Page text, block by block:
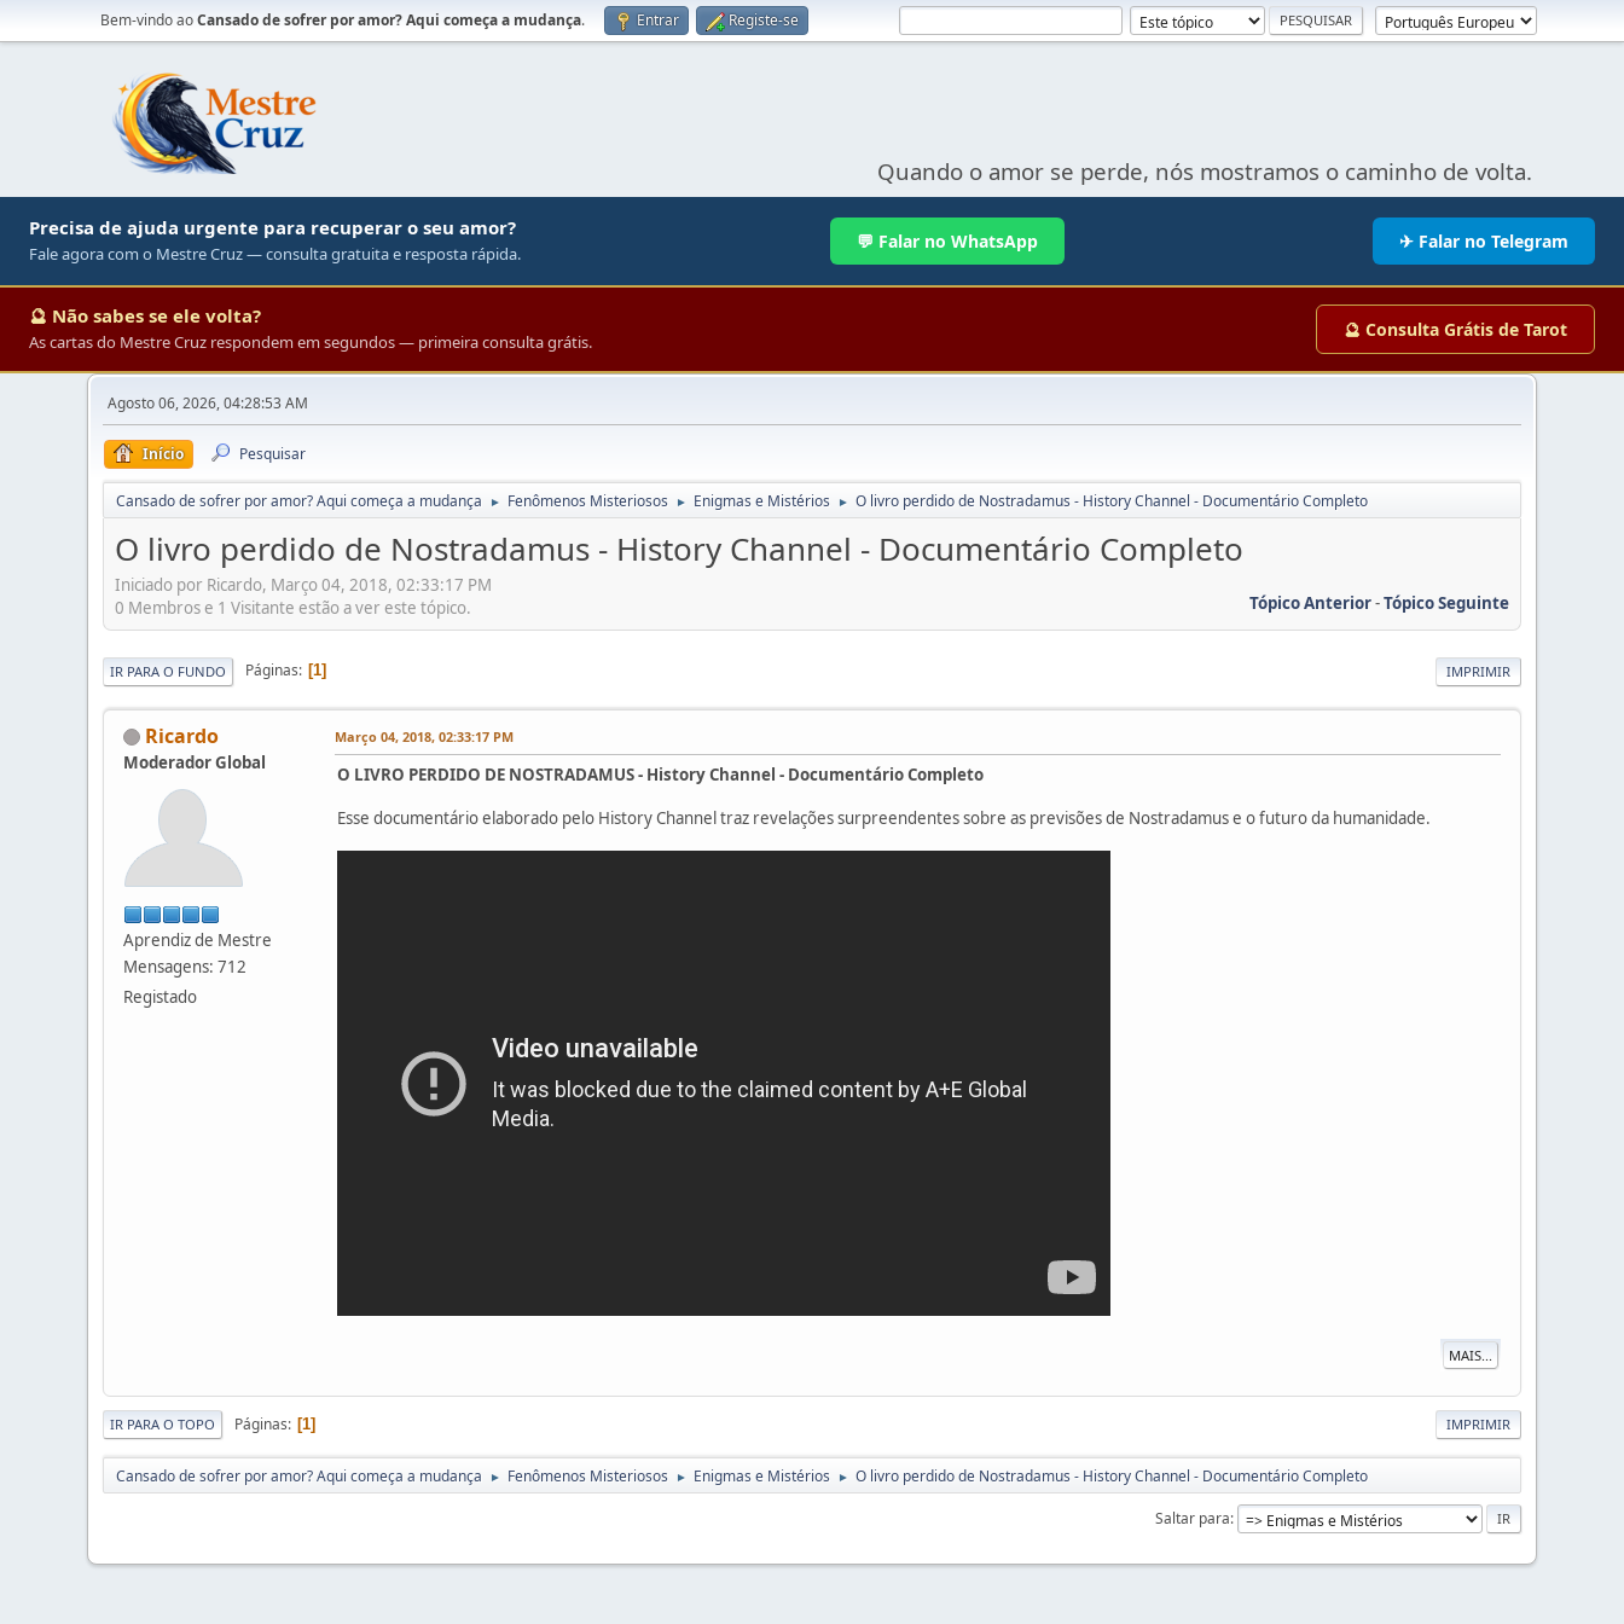
Bem-vindo aoCansado de sofrer por amor? Aqui começa a mudança. Entrar Registe-se
Quando o amor se perde, nós mostramos o caminho de volta.
Precisa de ajuda urgente para recuperar o seu amor?
Fale agora com o Mestre Cruz — consulta gratuita e resposta rápida.
💬 Falar no WhatsApp ✈ Falar no Telegram
🔮 Não sabes se ele volta?
As cartas do Mestre Cruz respondem em segundos — primeira consulta grátis.
🔮 Consulta Grátis de Tarot
Agosto 06, 2026, 04:28:53 AM
Início Pesquisar
Cansado de sofrer por amor? Aqui começa a mudança ► Fenômenos Misteriosos ► Enigmas e Mistérios ► O livro perdido de Nostradamus - History Channel - Documentário Completo
O livro perdido de Nostradamus - History Channel - Documentário Completo
Iniciado por Ricardo, Março 04, 2018, 02:33:17 PM
Tópico Anterior-Tópico Seguinte
0 Membros e 1 Visitante estão a ver este tópico.
IMPRIMIR
IR PARA O FUNDO Páginas 1
Ricardo
Moderador Global
Aprendiz de Mestre
Mensagens: 712
Registado
Março 04, 2018, 02:33:17 PM
O LIVRO PERDIDO DE NOSTRADAMUS - History Channel - Documentário Completo
Esse documentário elaborado pelo History Channel traz revelações surpreendentes sobre as previsões de Nostradamus e o futuro da humanidade.
MAIS...
IMPRIMIR
IR PARA O TOPO Páginas 1
Cansado de sofrer por amor? Aqui começa a mudança ► Fenômenos Misteriosos ► Enigmas e Mistérios ► O livro perdido de Nostradamus - History Channel - Documentário Completo
Saltar para